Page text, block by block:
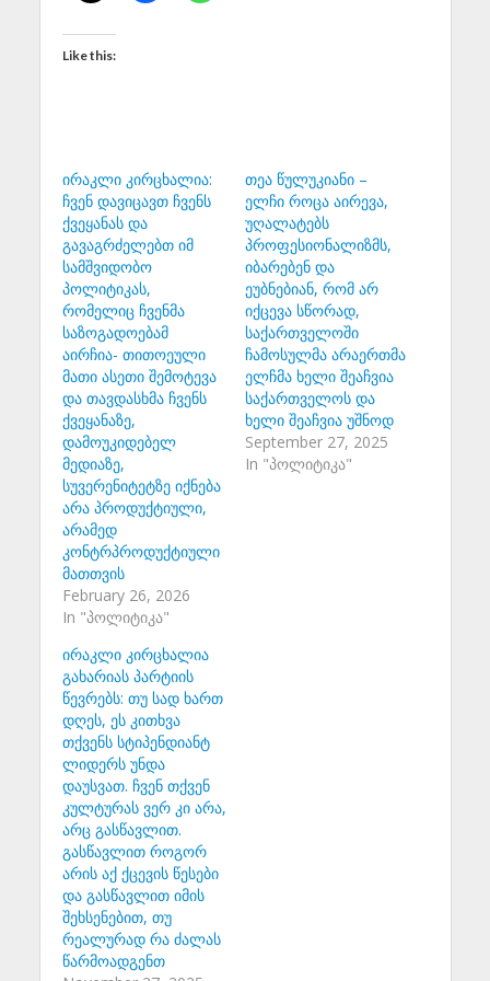
Like this:
ირაკლი კირცხალია:
ჩვენ დავიცავთ ჩვენს
ქვეყანას და
გავაგრძელებთ იმ
სამშვიდობო
პოლიტიკას,
რომელიც ჩვენმა
საზოგადოებამ
აირჩია- თითოეული
მათი ასეთი შემოტევა
და თავდასხმა ჩვენს
ქვეყანაზე,
დამოუკიდებელ
მედიაზე,
სუვერენიტეტზე იქნება
არა პროდუქტიული,
არამედ
კონტრპროდუქტიული
მათთვის
February 26, 2026
In "პოლიტიკა"
თეა წულუკიანი –
ელჩი როცა აირევა,
უღალატებს
პროფესიონალიზმს,
იბარებენ და
ეუბნებიან, რომ არ
იქცევა სწორად,
საქართველოში
ჩამოსულმა არაერთმა
ელჩმა ხელი შეაჩვია
საქართველოს და
ხელი შეაჩვია უშნოდ
September 27, 2025
In "პოლიტიკა"
ირაკლი კირცხალია
გახარიას პარტიის
წევრებს: თუ სად ხართ
დღეს, ეს კითხვა
თქვენს სტიპენდიანტ
ლიდერს უნდა
დაუსვათ. ჩვენ თქვენ
კულტურას ვერ კი არა,
არც გასწავლით.
გასწავლით როგორ
არის აქ ქცევის წესები
და გასწავლით იმის
შეხსენებით, თუ
რეალურად რა ძალას
წარმოადგენთ